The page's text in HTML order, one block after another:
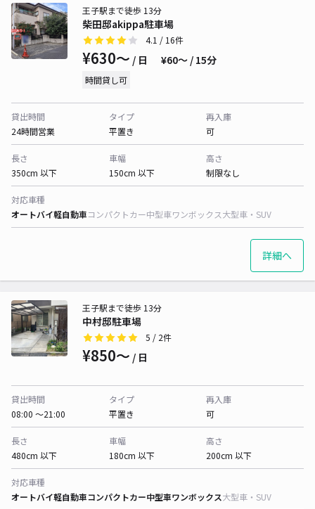
柴田邸akippa駐車場
王子駅まで徒歩 13分
4.1 / 16件
¥630〜 / 日 ¥60〜 / 15分
時間貸し可
貸出時間
24時間営業
タイプ
平置き
再入庫
可
長さ
350cm 以下
車幅
150cm 以下
高さ
制限なし
対応車種
オートバイ軽自動車コンパクトカー中型車ワンボックス大型車・SUV
詳細へ
中村邸駐車場
王子駅まで徒歩 13分
5 / 2件
¥850〜 / 日
貸出時間
08:00 〜21:00
タイプ
平置き
再入庫
可
長さ
480cm 以下
車幅
180cm 以下
高さ
200cm 以下
対応車種
オートバイ軽自動車コンパクトカー中型車ワンボックス大型車・SUV